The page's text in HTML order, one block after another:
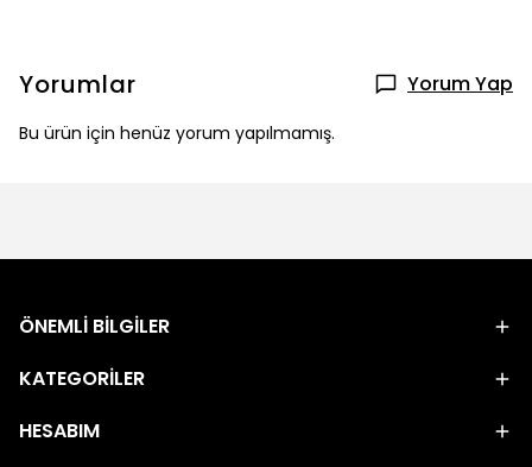
Yorumlar Yorum Yap
Bu ürün için henüz yorum yapılmamış.
ÖNEMLİ BİLGİLER
KATEGORİLER
HESABIM